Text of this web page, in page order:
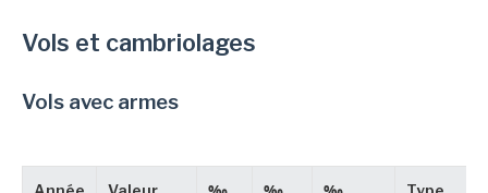
Vols et cambriolages
Vols avec armes